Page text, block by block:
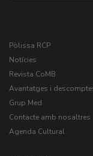
Pòlissa RCP
Notícies
Revista CoMB
Avantatges i
Grup Med
Contacte amb nosaltres
Agenda Cultural